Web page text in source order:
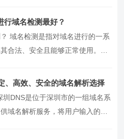
行域名检测最好？
域名检测是指对域名进行的一系
合法、安全且能够正常使用。这
、高效、安全的域名解析选择
圳DNS是位于深圳市的一组域名系
域名解析服务，将用户输入的域